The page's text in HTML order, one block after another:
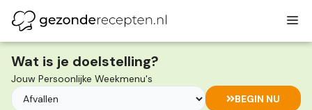
naar
de
inhoud
Wat is je doelstelling?
Jouw Persoonlijke Weekmenu's
BEGIN NU